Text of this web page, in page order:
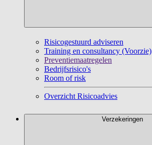
Risicogestuurd adviseren
Training en consultancy (Voorzie)
Preventiemaatregelen
Bedrijfsrisico's
Room of risk
Overzicht Risicoadvies
Verzekeringen